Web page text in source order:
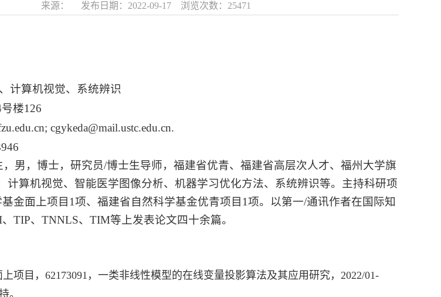
来源： 发布日期：2022-09-17 浏览次数： 25471
计算机视觉、系统辨识
楼126
cgykeda@mail.ustc.edu.cn.
，博士，研究员/博士生导师，福建省优青、福建省高层次人才、福州大学旗
计算机视觉、智能医学图像分析、 机器学习优化方法、系统辨识等。主持科研项
金面上项目1项、福建省自然科学基金优青项目1项。以第一/通讯作者在国际知
TIP、TNNLS、TIM等上发表论文四十余篇。
项目，62173091，一类非线性模型的在线变量投影算法及其应用研究，2022/01-
。